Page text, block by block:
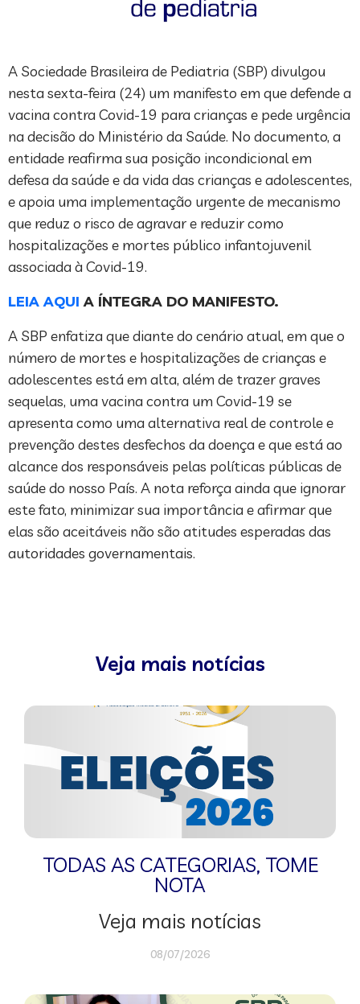
A Sociedade Brasileira de Pediatria (SBP) divulgou
nesta sexta-feira (24) um manifesto em que defende a
vacina contra Covid-19 para crianças e pede urgência
na decisão do Ministério da Saúde. No documento, a
entidade reafirma sua posição incondicional em
defesa da saúde e da vida das crianças e adolescentes,
e apoia uma implementação urgente de mecanismo
que reduz o risco de agravar e reduzir como
hospitalizações e mortes público infantojuvenil
associada à Covid-19.
LEIA AQUI A ÍNTEGRA DO MANIFESTO.
A SBP enfatiza que diante do cenário atual, em que o
número de mortes e hospitalizações de crianças e
adolescentes está em alta, além de trazer graves
sequelas, uma vacina contra um Covid-19 se
apresenta como uma alternativa real de controle e
prevenção destes desfechos da doença e que está ao
alcance dos responsáveis ​​pelas políticas públicas de
saúde do nosso País. A nota reforça ainda que ignorar
este fato, minimizar sua importância e afirmar que
elas são aceitáveis ​​não são atitudes esperadas das
autoridades governamentais.
Veja mais notícias
TODAS AS CATEGORIAS, TOME
NOTA
Veja mais notícias
08/07/2026